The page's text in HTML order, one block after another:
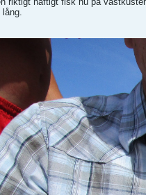
lång.